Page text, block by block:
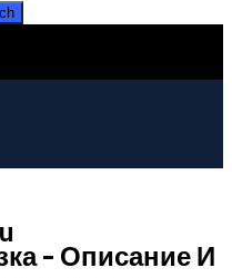
– Описание И